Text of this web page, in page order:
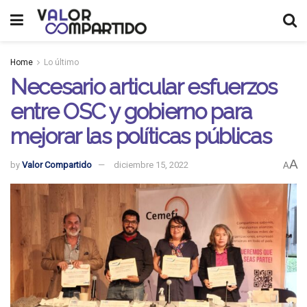
Home Lo último
Necesario articular esfuerzos
entre OSC y gobierno para
mejorar las políticas públicas
by Valor Compartido diciembre 15, 2022 AA